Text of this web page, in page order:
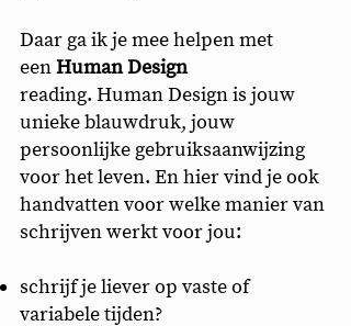
Daar ga ik je mee helpen met
eenHuman Design
reading. Human Design is jouw
unieke blauwdruk, jouw
persoonlijke gebruiksaanwijzing
voor het leven. En hier vind je ook
handvatten voor welke manier van
schrijven werkt voor jou:
schrijf je liever op vaste of
variabele tijden?